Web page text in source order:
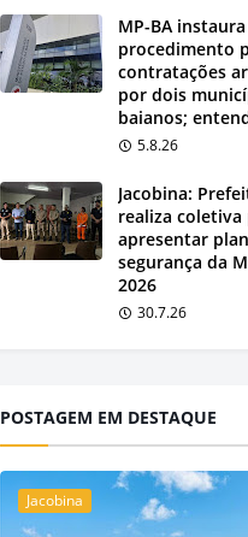
MP-BA instaura
procedimento
contratações
por dois
baianos;
5.8.26
Jacobina:
realiza coletiva
apresentar
segurança da
2026
30.7.26
POSTAGEM EM DESTAQUE
Jacobina